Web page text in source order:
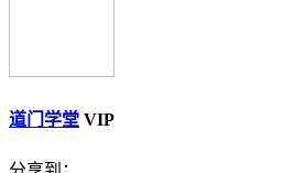
道门学堂 VIP